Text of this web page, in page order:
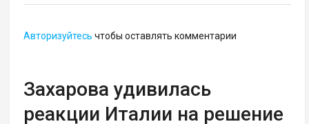
Авторизуйтесь чтобы оставлять комментарии
Захарова удивилась
реакции Италии на решение